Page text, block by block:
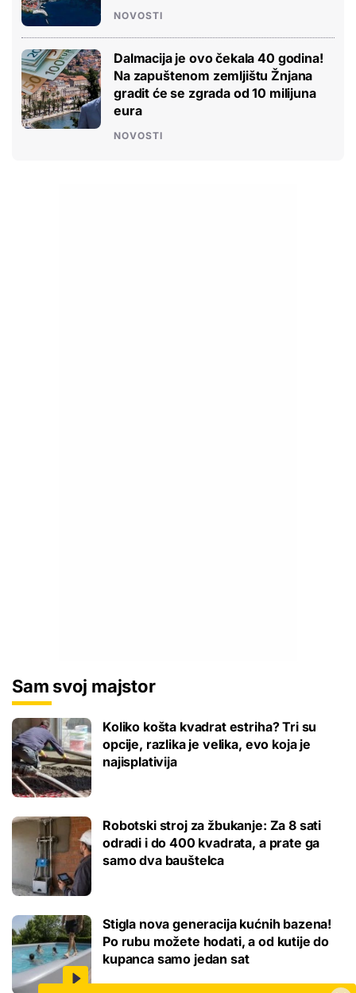
NOVOSTI
Dalmacija je ovo čekala 40 godina!
Na zapuštenom zemljištu Žnjana
gradit će se zgrada od 10 milijuna
eura
NOVOSTI
Sam svoj majstor
Koliko košta kvadrat estriha? Tri su
opcije, razlika je velika, evo koja je
najisplativija
Robotski stroj za žbukanje: Za 8 sati
odradi i do 400 kvadrata, a prate ga
samo dva bauštelca
Stigla nova generacija kućnih bazena!
Po rubu možete hodati, a od kutije do
kupanca samo jedan sat